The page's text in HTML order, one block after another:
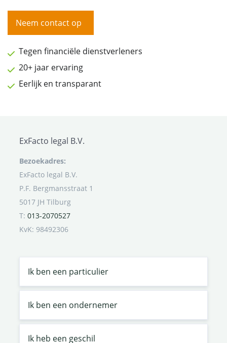
Neem contact op
Tegen financiële dienstverleners
20+ jaar ervaring
Eerlijk en transparant
ExFacto legal B.V.
Bezoekadres:
ExFacto legal B.V.
P.F. Bergmansstraat 1
5017 JH Tilburg
T: 013-2070527
KvK: 98492306
Ik ben een particulier
Ik ben een ondernemer
Ik heb een geschil